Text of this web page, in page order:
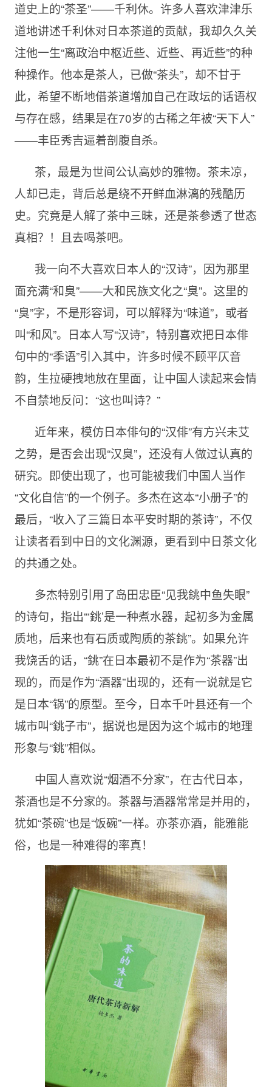
道史上的“茶圣”——千利休。许多人喜欢津津乐
道地讲述千利休对日本茶道的贡献，我却久久关
注他一生“离政治中枢近些、近些、再近些”的种
种操作。他本是茶人，已做“茶头”，却不甘于
此，希望不断地借茶道增加自己在政坛的话语权
与存在感，结果是在70岁的古稀之年被“天下人”
——丰臣秀吉逼着剖腹自杀。
茶，最是为世间公认高妙的雅物。茶未凉，
人却已走，背后总是绕不开鲜血淋漓的残酷历
史。究竟是人解了茶中三昧，还是茶参透了世态
真相？！且去喝茶吧。
我一向不大喜欢日本人的“汉诗”，因为那里
面充满“和臭”——大和民族文化之“臭”。这里的
“臭”字，不是形容词，可以解释为“味道”，或者
叫“和风”。日本人写“汉诗”，特别喜欢把日本俳
句中的“季语”引入其中，许多时候不顾平仄音
韵，生拉硬拽地放在里面，让中国人读起来会情
不自禁地反问：“这也叫诗？”
近年来，模仿日本俳句的“汉俳”有方兴未艾
之势，是否会出现“汉臭”，还没有人做过认真的
研究。即使出现了，也可能被我们中国人当作
“文化自信”的一个例子。多杰在这本“小册子”的
最后，“收入了三篇日本平安时期的茶诗”，不仅
让读者看到中日的文化渊源，更看到中日茶文化
的共通之处。
多杰特别引用了岛田忠臣“见我銚中鱼失眼”
的诗句，指出“‘銚’是一种煮水器，起初多为金属
质地，后来也有石质或陶质的茶銚”。如果允许
我饶舌的话，“銚”在日本最初不是作为“茶器”出
现的，而是作为“酒器”出现的，还有一说就是它
是日本“锅”的原型。至今，日本千叶县还有一个
城市叫“銚子市”，据说也是因为这个城市的地理
形象与“銚”相似。
中国人喜欢说“烟酒不分家”，在古代日本，
茶酒也是不分家的。茶器与酒器常常是并用的，
犹如“茶碗”也是“饭碗”一样。亦茶亦酒，能雅能
俗，也是一种难得的率真！